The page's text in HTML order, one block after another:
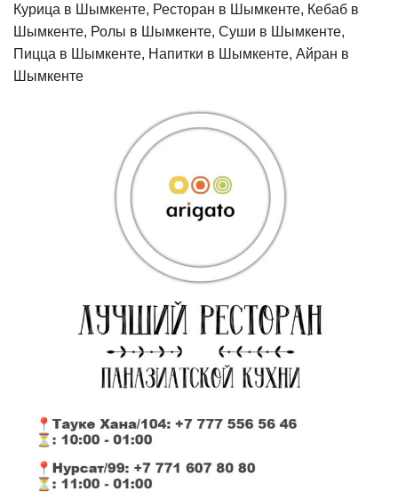
Курица в Шымкенте, Ресторан в Шымкенте, Кебаб в
Шымкенте, Ролы в Шымкенте, Суши в Шымкенте,
Пицца в Шымкенте, Напитки в Шымкенте, Айран в
Шымкенте